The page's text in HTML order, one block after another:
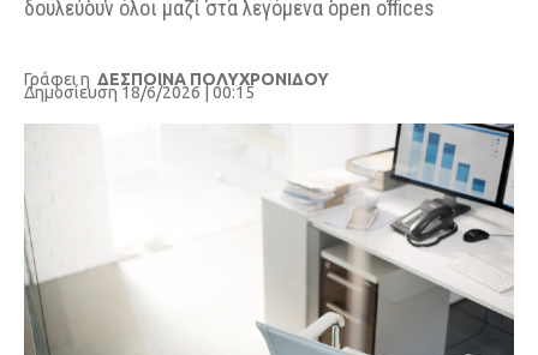
City Guide
Pop Culture
FEEDS
Eurovision
δουλεύουν όλοι μαζί στα λεγόμενα open offices
Γράφει η ΔΕΣΠΟΙΝΑ ΠΟΛΥΧΡΟΝΙΔΟΥ
Δημοσίευση 18/6/2026 | 00:15